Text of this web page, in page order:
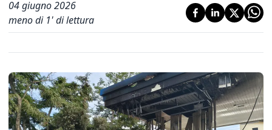
04 giugno 2026
meno di 1' di lettura